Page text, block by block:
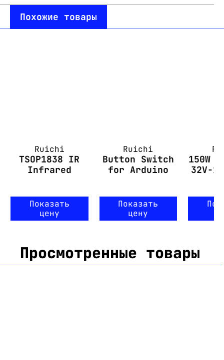
Похожие товары
Ruichi
TSOP1838 IR
Infrared
Показать
цену
Ruichi
Button Switch
for Arduino
Показать
цену
150W
32V-
Просмотренные товары